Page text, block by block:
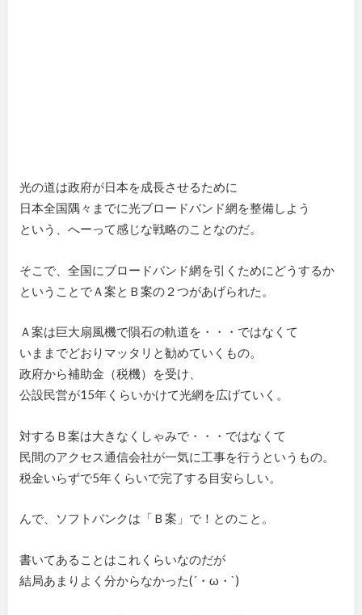
光の道は政府が日本を成長させるために
日本全国隅々までに光ブロードバンド網を整備しよう
という、へーって感じな戦略のことなのだ。
そこで、全国にブロードバンド網を引くためにどうするか
ということでＡ案とＢ案の２つがあげられた。
Ａ案は巨大扇風機で隕石の軌道を・・・ではなくて
いままでどおりマッタリと勧めていくもの。
政府から補助金（税機）を受け、
公設民営が15年くらいかけて光網を広げていく。
対するＢ案は大きなくしゃみで・・・ではなくて
民間のアクセス通信会社が一気に工事を行うというもの。
税金いらずで5年くらいで完了する目安らしい。
んで、ソフトバンクは「Ｂ案」で！とのこと。
書いてあることはこれくらいなのだが
結局あまりよく分からなかった(´・ω・`)